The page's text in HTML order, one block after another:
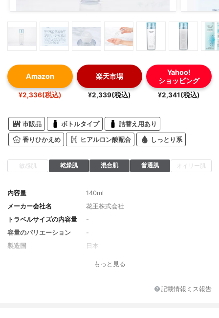
Amazon
¥2,336(税込)
楽天市場
¥2,339(税込)
Yahoo!
ショッピング
¥2,341(税込)
市販品 ボトルタイプ 詰替え用あり
香りひかえめ ヒアルロン酸配合 しっとり系
敏感肌 乾燥肌 混合肌 普通肌 オイリー肌
内容量
140ml
メーカー会社名
花王株式会社
トラベルサイズの内容量
-
容量のバリエーション
-
製造国
日本
ほのかな花雫の香り
もっと見る
記載情報ミス報告